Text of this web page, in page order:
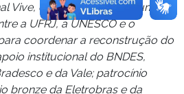
Vive, que é resultado de uma
a UFRJ, a UNESCO e o
coordenar a reconstrução do
institucional do BNDES,
e da Vale; patrocínio
bronze da Eletrobras e da